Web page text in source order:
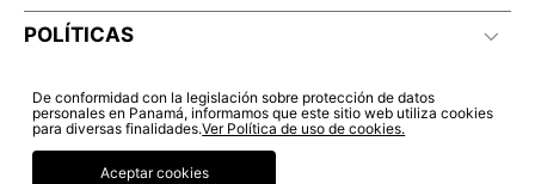
POLÍTICAS
De conformidad con la legislación sobre protección de datos
personales en Panamá, informamos que este sitio web utiliza cookies
para diversas finalidades.Ver Política de uso de cookies.
Aceptar cookies